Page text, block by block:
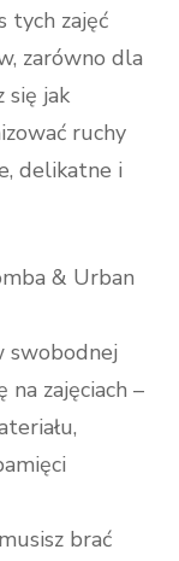
tych zajęć
zarówno dla
się jak
ruchy
delikatne i
& Urban
swobodnej
na zajęciach –
brać